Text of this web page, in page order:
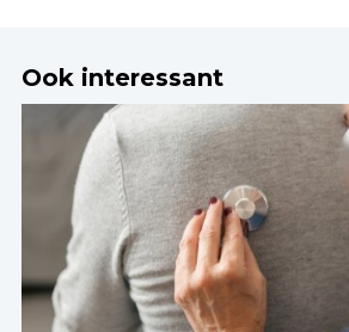
Ook interessant